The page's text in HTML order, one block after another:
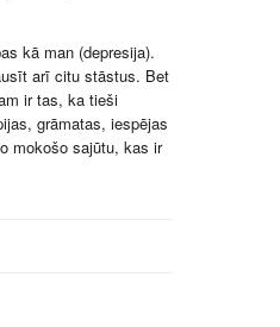
kā man (depresija).
arī citu stāstus. Bet
ir tas, ka tieši
grāmatas, iespējas
mokošo sajūtu, kas ir